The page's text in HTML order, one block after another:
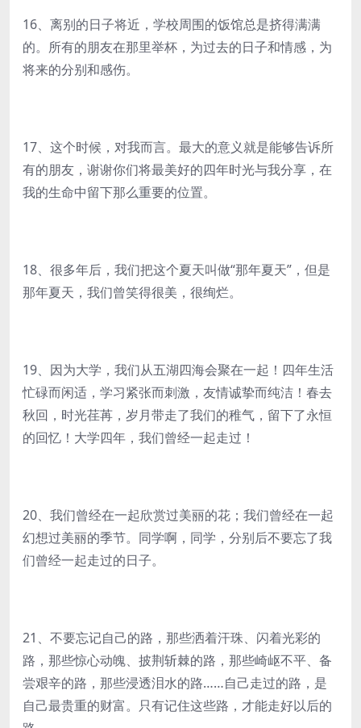
16、离别的日子将近，学校周围的饭馆总是挤得满满
的。所有的朋友在那里举杯，为过去的日子和情感，为
将来的分别和感伤。
17、这个时候，对我而言。最大的意义就是能够告诉所
有的朋友，谢谢你们将最美好的四年时光与我分享，在
我的生命中留下那么重要的位置。
18、很多年后，我们把这个夏天叫做“那年夏天”，但是
那年夏天，我们曾笑得很美，很绚烂。
19、因为大学，我们从五湖四海会聚在一起！四年生活
忙碌而闲适，学习紧张而刺激，友情诚挚而纯洁！春去
秋回，时光荏苒，岁月带走了我们的稚气，留下了永恒
的回忆！大学四年，我们曾经一起走过！
20、我们曾经在一起欣赏过美丽的花；我们曾经在一起
幻想过美丽的季节。同学啊，同学，分别后不要忘了我
们曾经一起走过的日子。
21、不要忘记自己的路，那些洒着汗珠、闪着光彩的
路，那些惊心动魄、披荆斩棘的路，那些崎岖不平、备
尝艰辛的路，那些浸透泪水的路……自己走过的路，是
自己最贵重的财富。只有记住这些路，才能走好以后的